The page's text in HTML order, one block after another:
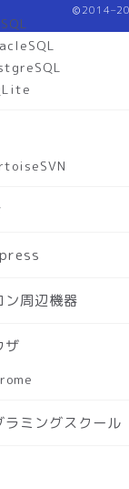
ン周辺機器
ザ
ラミングスクール